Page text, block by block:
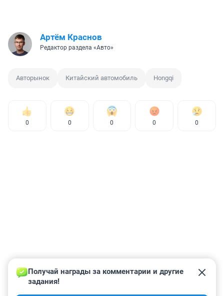
Артём Краснов
Редактор раздела «Авто»
Авторынок Китайский автомобиль Hongqi
0 0 0 0 0
Получай награды за комментарии и другие
задания!